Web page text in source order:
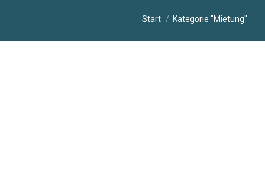
Sie befinden sich hier:
Start Kategorie "Mietung"